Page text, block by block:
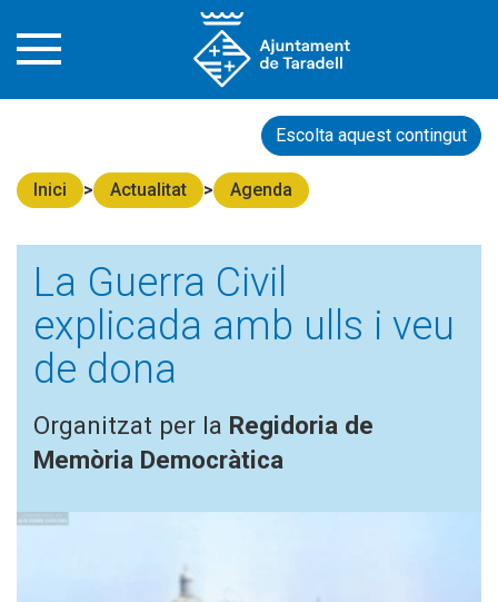
Escolta aquest contingut
Inici Actualitat Agenda
La Guerra Civil
explicada amb ulls i veu
de dona
Organitzat per la Regidoria de
Memòria Democràtica